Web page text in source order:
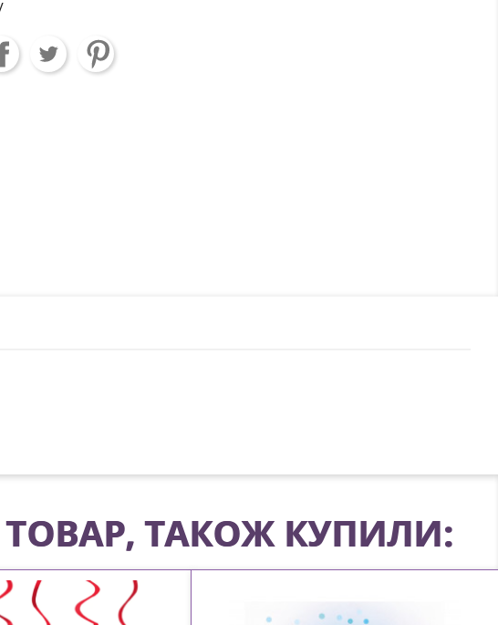
ТОВАР, ТАКОЖ КУПИЛИ: